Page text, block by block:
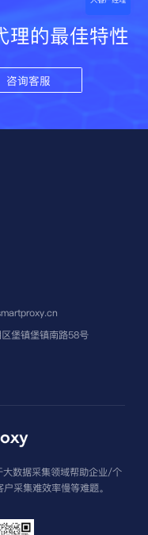
理的最佳特性
咨询客服
区堡镇堡镇南路58号
数据采集领域帮助企业/个
采集难效率慢等难题。